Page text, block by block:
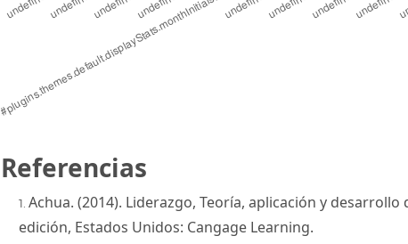
Referencias
Achua. (2014). Liderazgo, Teoría, aplicación y desarrollo
edición, Estados Unidos: Cangage Learning.